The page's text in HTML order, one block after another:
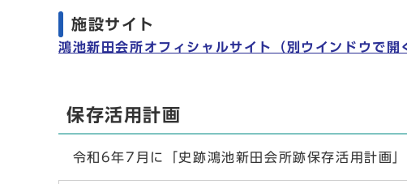
施設サイト
鴻池新田会所オフィシャルサイト （別ウインドウで開
保存活用計画
令和6年7月に「史跡鴻池新田会所跡保存活用計画」